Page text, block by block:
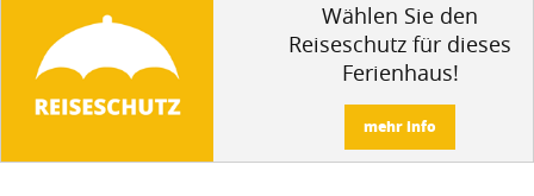
Wählen Sie den
Reiseschutz für dieses
Ferienhaus!
mehr info